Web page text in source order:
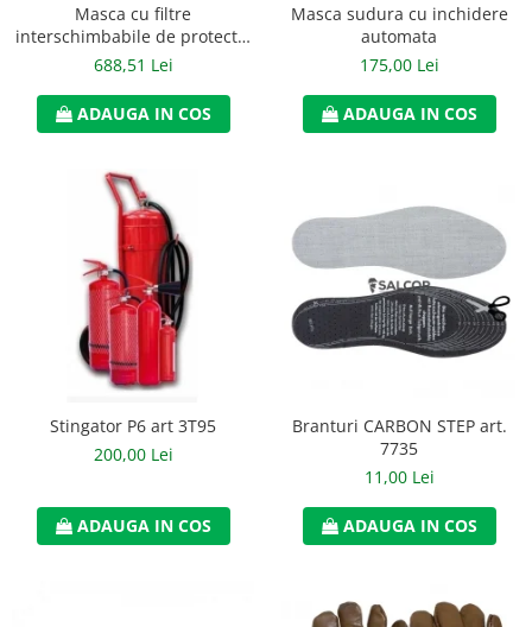
Sandale de protectie
Bocanci de protectie
Accesorii
Incaltaminte alba de protectie
Incaltaminte ESD
Pantofi fara protectie
Protectie chimica
Manusi
Manusi fibre speciale
Masca cu filtre
interschimbabile de protectie
respiratorie, 3M, art.D796
688,51 Lei
ADAUGA IN COS
Masca sudura cu inchidere
automata
175,00 Lei
ADAUGA IN COS
Stingator P6 art 3T95
200,00 Lei
ADAUGA IN COS
Branturi CARBON STEP art.
7735
11,00 Lei
ADAUGA IN COS